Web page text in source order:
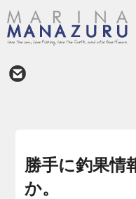
勝手に釣果情
か。